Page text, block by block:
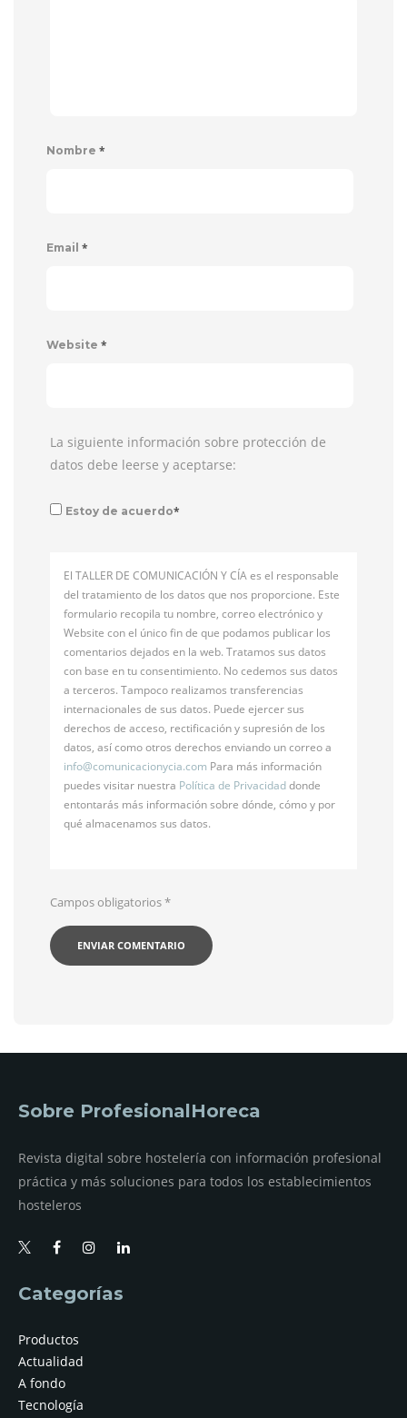
Nombre *
Email *
Website *
La siguiente información sobre protección de
datos debe leerse y aceptarse:
Estoy de acuerdo*
El TALLER DE COMUNICACIÓN Y CÍA es el responsable
del tratamiento de los datos que nos proporcione. Este
formulario recopila tu nombre, correo electrónico y
Website con el único fin de que podamos publicar los
comentarios dejados en la web. Tratamos sus datos
con base en tu consentimiento. No cedemos sus datos
a terceros. Tampoco realizamos transferencias
internacionales de sus datos. Puede ejercer sus
derechos de acceso, rectificación y supresión de los
datos, así como otros derechos enviando un correo a
info@comunicacionycia.com Para más información
puedes visitar nuestra Política de Privacidaddonde
entontarás más información sobre dónde, cómo y por
qué almacenamos sus datos.
Campos obligatorios*
Sobre ProfesionalHoreca
Revista digital sobre hostelería con información profesional
práctica y más soluciones para todos los establecimientos
hosteleros
Categorías
Productos
Actualidad
A fondo
Tecnología